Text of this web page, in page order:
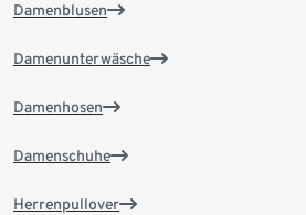
Damenblusen
Damenunterwäsche
Damenhosen
Damenschuhe
Herrenpullover